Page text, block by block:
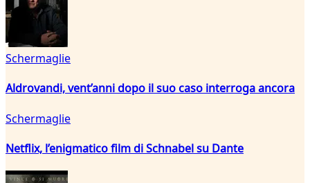
Schermaglie
Aldrovandi, vent’anni dopo il suo caso interroga ancora
Schermaglie
Netflix, l’enigmatico film di Schnabel su Dante